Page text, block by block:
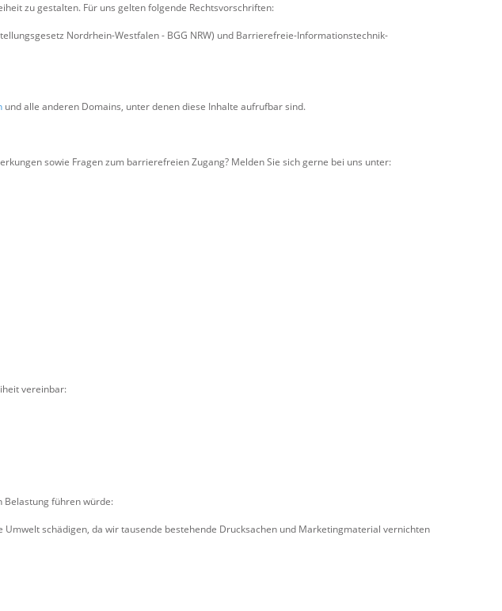
zu gestalten. Für uns gelten folgende Rechtsvorschriften:
Nordrhein-Westfalen - BGG NRW) und Barrierefreie-Informationstechnik-
und alle anderen Domains, unter denen diese Inhalte aufrufbar sind.
sowie Fragen zum barrierefreien Zugang? Melden Sie sich gerne bei uns unter:
vereinbar:
Belastung führen würde:
schädigen, da wir tausende bestehende Drucksachen und Marketingmaterial vernichten